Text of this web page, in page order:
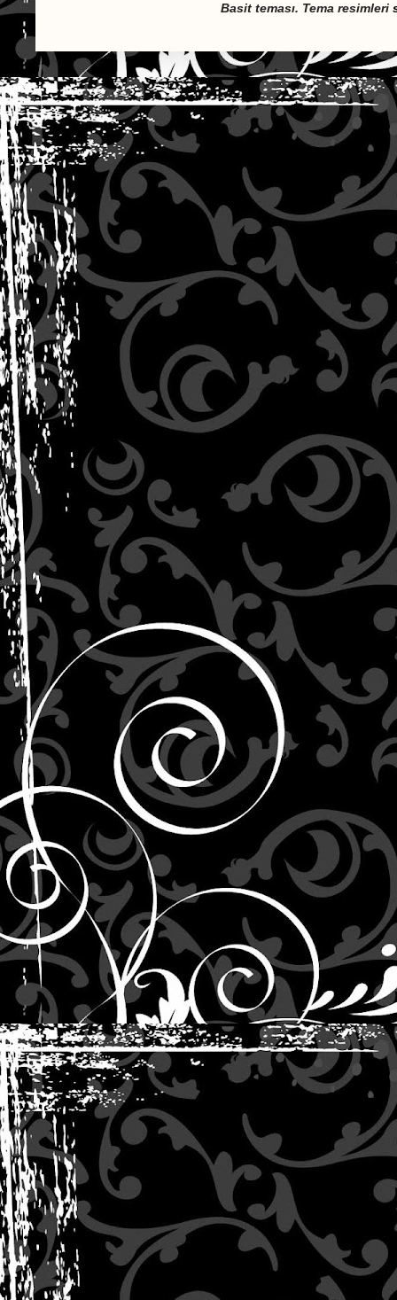
Basit teması. Tema resimleri